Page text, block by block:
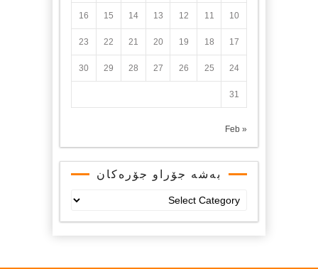
10
11
12
13
14
15
16
17
18
19
20
21
22
23
24
25
26
27
28
29
30
31
« Feb
بەشە جۆراو جۆرەکان
جۆرەکان